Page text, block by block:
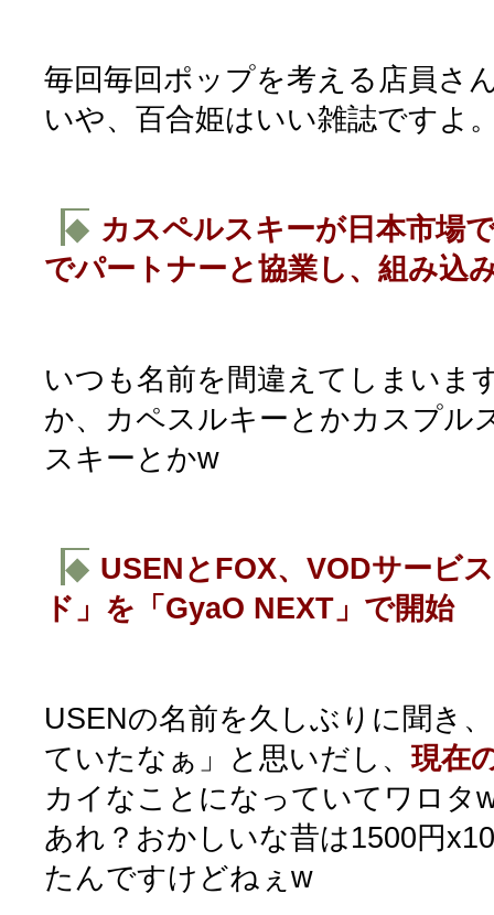
毎回毎回ポップを考える店員さ
いや、百合姫はいい雑誌ですよ
◆ カスペルスキーが日本市場
でパートナーと協業し、組み込
いつも名前を間違えてしまいま
か、カペスルキーとかカスプル
スキーとかw
◆ USENとFOX、VODサービ
ド」を「GyaO NEXT」で開始
USENの名前を久しぶりに聞き
ていたなぁ」と思いだし、現在
カイなことになっていてワロタ
あれ？おかしいな昔は1500円
たんですけどねぇw